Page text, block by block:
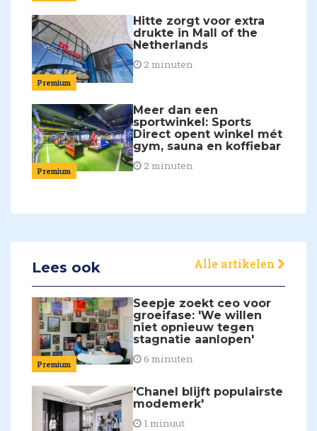
Premium
Hitte zorgt voor extra
drukte in Mall of the
Netherlands
2 minuten
Premium
Meer dan een
sportwinkel: Sports
Direct opent winkel mét
gym, sauna en koffiebar
2 minuten
Lees ook Alle artikelen
Premium
Seepje zoekt ceo voor
groeifase: 'We willen
niet opnieuw tegen
stagnatie aanlopen'
6 minuten
'Chanel blijft populairste
modemerk'
1 minuut